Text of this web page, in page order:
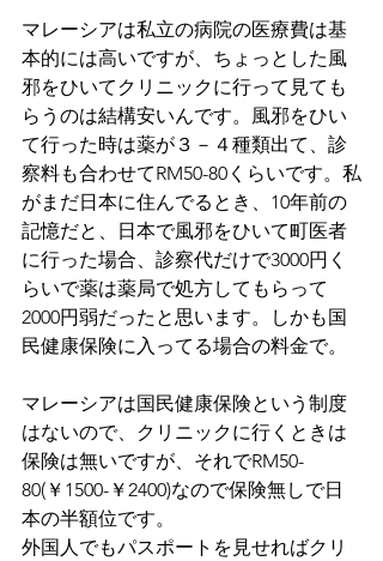
マレーシアは私立の病院の医療費は基
本的には高いですが、ちょっとした風
邪をひいてクリニックに行って見ても
らうのは結構安いんです。風邪をひい
て行った時は薬が３－４種類出て、診
察料も合わせてRM50-80くらいです。私
がまだ日本に住んでるとき、10年前の
記憶だと、日本で風邪をひいて町医者
に行った場合、診察代だけで3000円く
らいで薬は薬局で処方してもらって
2000円弱だったと思います。しかも国
民健康保険に入ってる場合の料金で。
マレーシアは国民健康保険という制度
はないので、クリニックに行くときは
保険は無いですが、それでRM50-
80(￥1500-￥2400)なので保険無しで日
本の半額位です。
外国人でもパスポートを見せればクリ